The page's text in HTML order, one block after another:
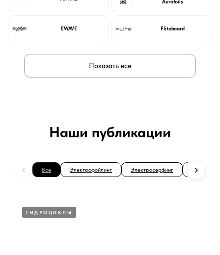
Aerofoils
EWAVE Fliteboard
Показать все
Наши публикации
Все Электрофойлинг Электросерфинг
ГИДРОЦИКЛЫ